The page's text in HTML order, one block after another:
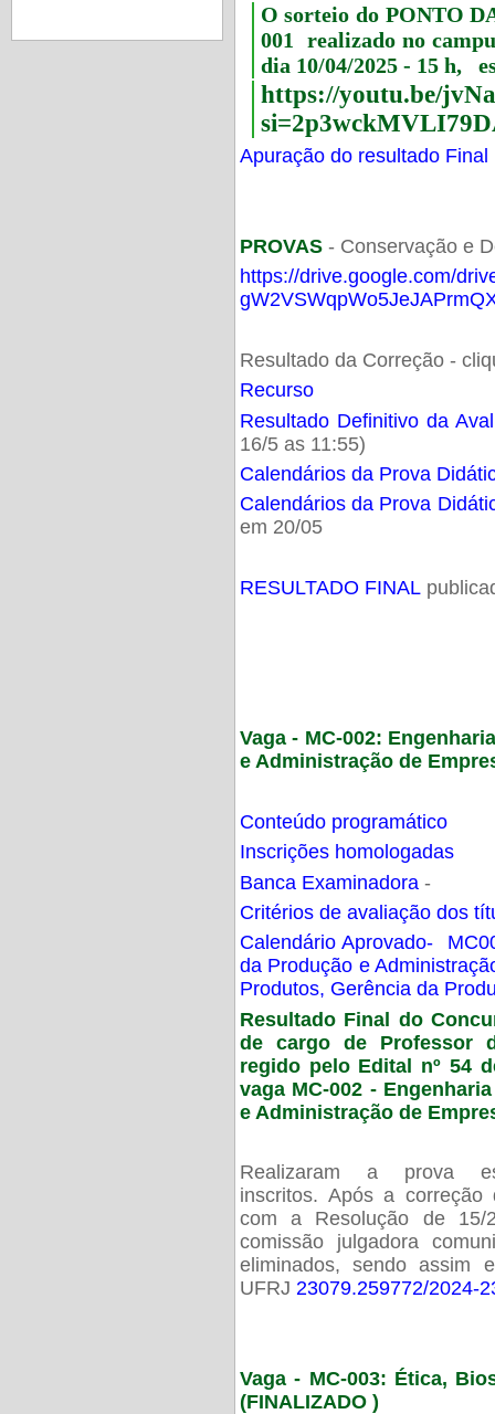
O sorteio do PONTO
001 realizado no
dia 10/04/2025 - 15 h,
https://youtu.be/
Apuração do resultado Final
PROVAS- Conservação e
https://drive.google.com/
Resultado da Correção -
Recurso
Resultado Definitivo da
16/5 as 11:55)
Calendários da Prova
Calendários da Prova
em 20/05
RESULTADO FINAL
Vaga - MC-002:
e Administração de
Conteúdo programático
Inscrições homologadas
Banca Examinadora -
Critérios de avaliação dos
Calendário Aprovado-
da Produção e
Produtos, Gerência da
Resultado Final do
de cargo de Professor
regido pelo Edital nº 54
vaga MC-002 -
e Administração de
Realizaram a prova
inscritos. Após a
com a Resolução de 15/
comissão julgadora
eliminados, sendo assim
UFRJ 23079.259772/2024-
Vaga - MC-003: Ética,
(FINALIZADO )